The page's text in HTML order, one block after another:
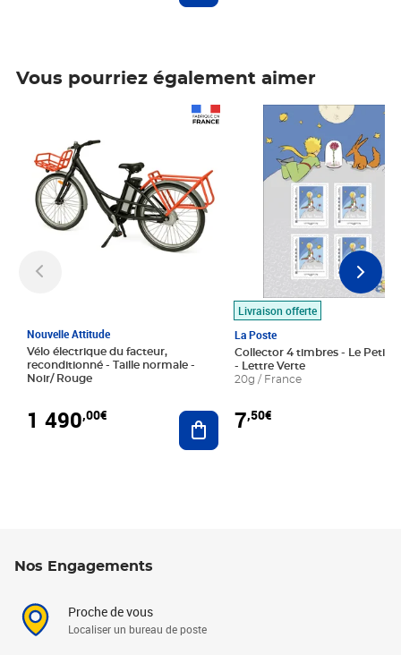
Vous pourriez également aimer
Nouvelle Attitude
Vélo électrique du facteur,
reconditionné - Taille normale -
Noir/ Rouge
1 490,00€ Ajouter au panier
Livraison offerte
La Poste
Collector 4 timbres - Le Petit
- Lettre Verte
20g / France
7,50€
Prix 7,50€
Nos Engagements
Proche de vous
Localiser un bureau de poste